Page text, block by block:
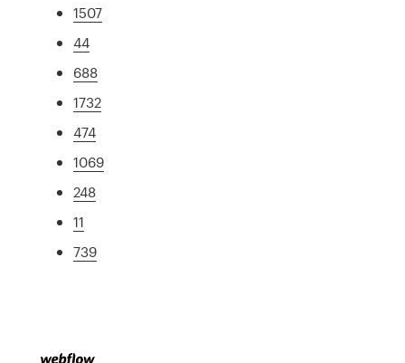
1507
44
688
1732
474
1069
248
11
739